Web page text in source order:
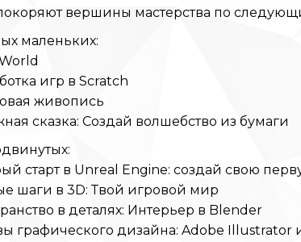
вершины мастерства по
маленьких:
игр в Scratch
живопись
сказка: Создай волшебство из бумаги
старт в Unreal Engine: создай свою
шаги в 3D: Твой игровой мир
в деталях: Интерьер в Blender
графического дизайна: Adobe Illustrator